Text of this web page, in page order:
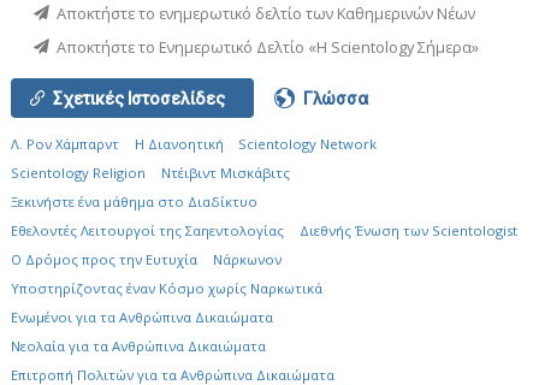
Αποκτήστε το ενημερωτικό δελτίο των Καθημερινών Νέων
Αποκτήστε το Ενημερωτικό Δελτίο «Η Scientology Σήμερα»
Σχετικές Ιστοσελίδες Γλώσσα
Λ. Ρον Χάμπαρντ Η Διανοητική
Scientology Network
Scientology Religion
Ντέιβιντ Μισκάβιτς
Ξεκινήστε ένα μάθημα στο Διαδίκτυο
Εθελοντές Λειτουργοί της Σαηεντολογίας
Διεθνής Ένωση των Scientologist
Ο Δρόμος προς την Ευτυχία
Νάρκωνον
Υποστηρίζοντας έναν Κόσμο χωρίς Ναρκωτικά
Ενωµένοι για τα Ανθρώπινα Δικαιώµατα
Νεολαία για τα Ανθρώπινα Δικαιώματα
Επιτροπή Πολιτών για τα Ανθρώπινα Δικαιώματα